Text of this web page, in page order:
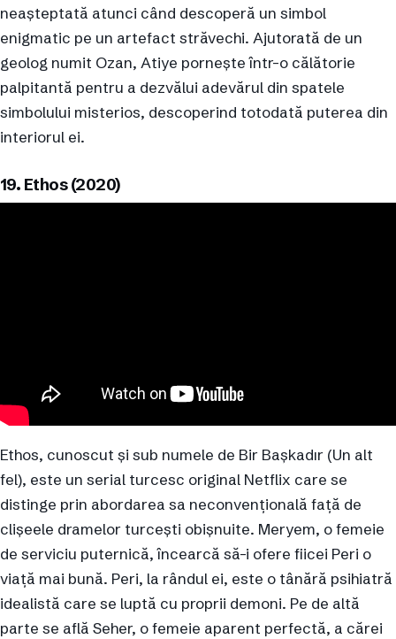
neașteptată atunci când descoperă un simbol
enigmatic pe un artefact străvechi. Ajutorată de un
geolog numit Ozan, Atiye pornește într-o călătorie
palpitantă pentru a dezvălui adevărul din spatele
simbolului misterios, descoperind totodată puterea din
interiorul ei.
19. Ethos (2020)
Ethos, cunoscut și sub numele de Bir Başkadır (Un alt
fel), este un serial turcesc original Netflix care se
distinge prin abordarea sa neconvențională față de
clișeele dramelor turcești obișnuite. Meryem, o femeie
de serviciu puternică, încearcă să-i ofere fiicei Peri o
viață mai bună. Peri, la rândul ei, este o tânără psihiatră
idealistă care se luptă cu proprii demoni. Pe de altă
parte se află Seher, o femeie aparent perfectă, a cărei